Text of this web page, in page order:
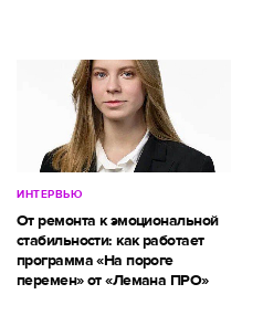
ИНТЕРВЬЮ
От ремонта к эмоциональной
стабильности: как работает
программа «На пороге
перемен» от «Лемана ПРО»